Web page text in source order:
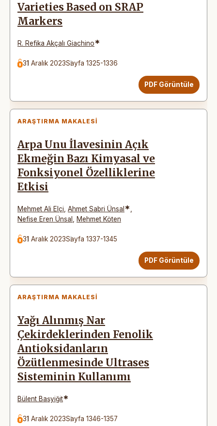
Varieties Based on SRAP
Markers
R. Refika Akçalı Giachino*
31 Aralık 2023Sayfa 1325-1336
PDF Görüntüle
ARAŞTIRMA MAKALESI
Arpa Unu İlavesinin Açık
Ekmeğin Bazı Kimyasal ve
Fonksiyonel Özelliklerine
Etkisi
Mehmet Ali Elçi Ahmet Sabri Ünsal *
Nefise Eren Ünsal
Mehmet Köten
31 Aralık 2023Sayfa 1337-1345
PDF Görüntüle
ARAŞTIRMA MAKALESI
Yağı Alınmış Nar
Çekirdeklerinden Fenolik
Antioksidanların
Özütlenmesinde Ultrases
Sisteminin Kullanımı
Bülent Başyiğit*
31 Aralık 2023Sayfa 1346-1357